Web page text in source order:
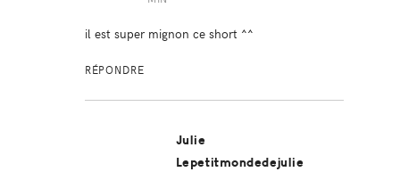
il est super mignon ce short ^^
RÉPONDRE
Julie
Lepetitmondedejulie